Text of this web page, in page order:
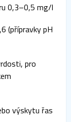
0,3–0,5 mg/l
(přípravky pH
pro
výskytu řas